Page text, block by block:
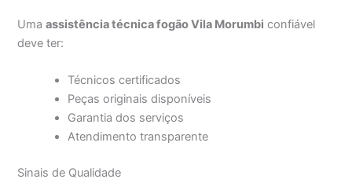
Umaassistência técnica fogão Vila Morumbi confiável
deve ter:
Técnicos certificados
Peças originais disponíveis
Garantia dos serviços
Atendimento transparente
Sinais de Qualidade